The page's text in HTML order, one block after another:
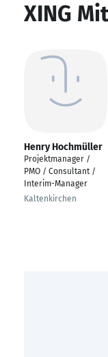
XING
Henry Hochmüller
Projektmanager /
PMO / Consultant /
Interim-Manager
Kaltenkirchen